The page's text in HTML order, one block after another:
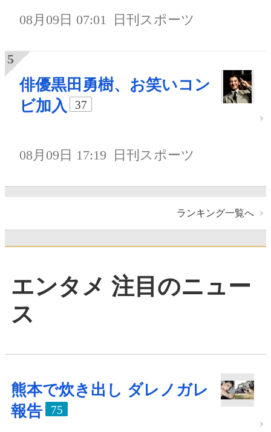
08月09日 07:01 日刊スポーツ
俳優黒田勇樹、お笑いコン
ビ加入
37
08月09日 17:19 日刊スポーツ
ランキング一覧へ
エンタメ 注目のニュー
ス
熊本で炊き出し ダレノガレ
報告
75